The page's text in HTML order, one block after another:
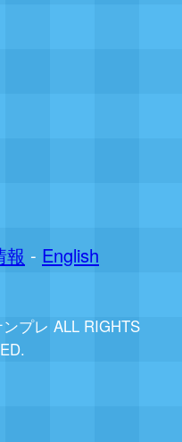
報 - English
プレ ALL RIGHTS